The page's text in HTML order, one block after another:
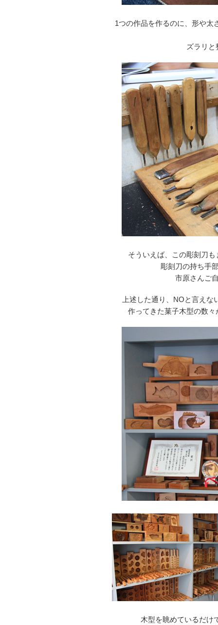
1つの作品を作るのに、形や太
ズラリ
そういえば、この彫刻刀
彫刻刀の持ち手
市原さんご
上述した通り、NOと言え
作ってきた菓子木型の数
木型を眺めているだけ